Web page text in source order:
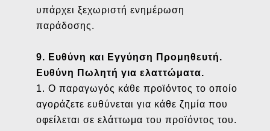
υπάρχει ξεχωριστή ενημέρωση
παράδοσης.
9. Ευθύνη και Εγγύηση Προμηθευτή.
Ευθύνη Πωλητή για ελαττώματα.
1. Ο παραγωγός κάθε προϊόντος το οποίο
αγοράζετε ευθύνεται για κάθε ζημία που
οφείλεται σε ελάττωμα του προϊόντος του.